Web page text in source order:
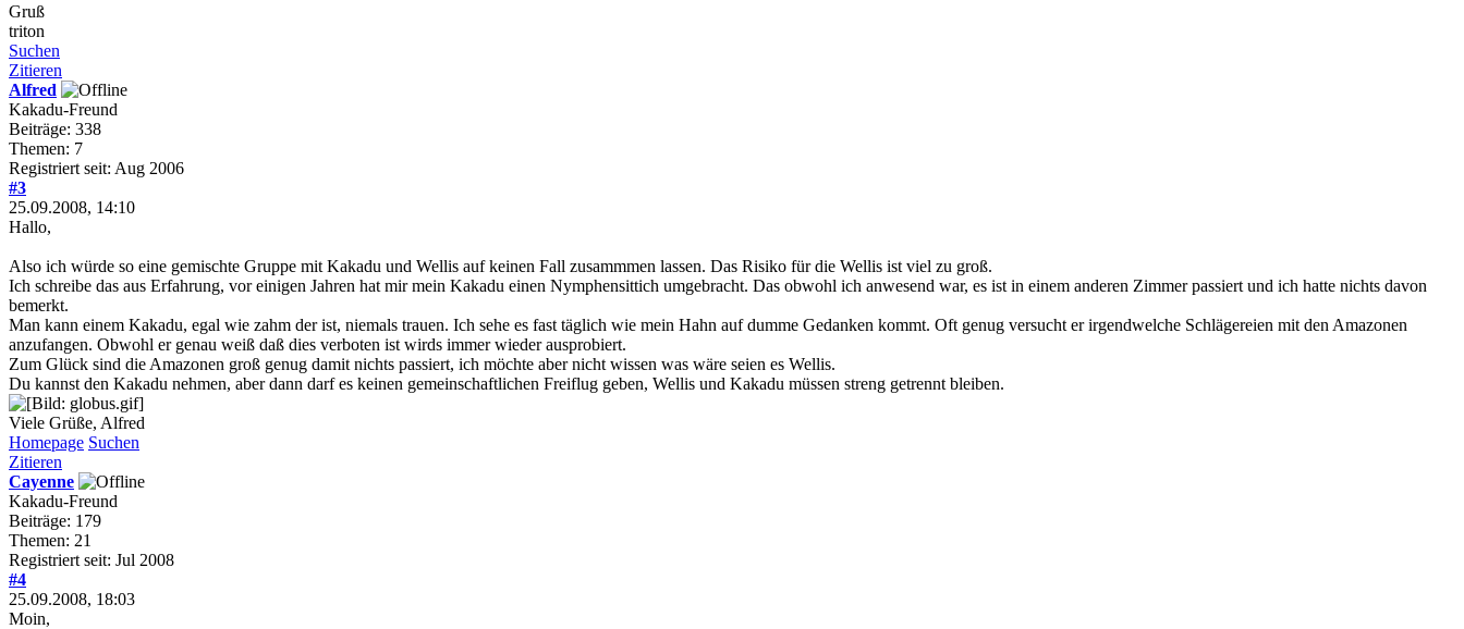
Gruß
triton
Suchen
Zitieren
Alfred
Kakadu-Freund
Beiträge: 338
Themen: 7
Registriert seit: Aug 2006
#3
25.09.2008, 14:10
Hallo,
Also ich würde so eine gemischte Gruppe mit Kakadu und Wellis auf keinen Fall zusammmen lassen. Das Risiko für die Wellis ist viel zu groß.
Ich schreibe das aus Erfahrung, vor einigen Jahren hat mir mein Kakadu einen Nymphensittich umgebracht. Das obwohl ich anwesend war, es ist in einem anderen Zimmer passiert und ich hatte nichts davon
bemerkt.
Man kann einem Kakadu, egal wie zahm der ist, niemals trauen. Ich sehe es fast täglich wie mein Hahn auf dumme Gedanken kommt. Oft genug versucht er irgendwelche Schlägereien mit den Amazonen
anzufangen. Obwohl er genau weiß daß dies verboten ist wirds immer wieder ausprobiert.
Zum Glück sind die Amazonen groß genug damit nichts passiert, ich möchte aber nicht wissen was wäre seien es Wellis.
Du kannst den Kakadu nehmen, aber dann darf es keinen gemeinschaftlichen Freiflug geben, Wellis und Kakadu müssen streng getrennt bleiben.
Viele Grüße, Alfred
Homepage Suchen
Zitieren
Cayenne
Kakadu-Freund
Beiträge: 179
Themen: 21
Registriert seit: Jul 2008
#4
25.09.2008, 18:03
Moin,